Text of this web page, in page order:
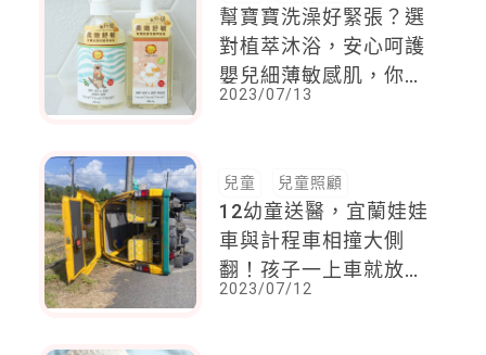
幫寶寶洗澡好緊張？選
對植萃沐浴，安心呵護
嬰兒細薄敏感肌，你可
以更享受洗沐親子時光
2023/07/13
兒童 兒童照顧
12幼童送醫，宜蘭娃娃
車與計程車相撞大側
翻！孩子一上車就放心
嗎？3張圖看懂娃娃車6
2023/07/12